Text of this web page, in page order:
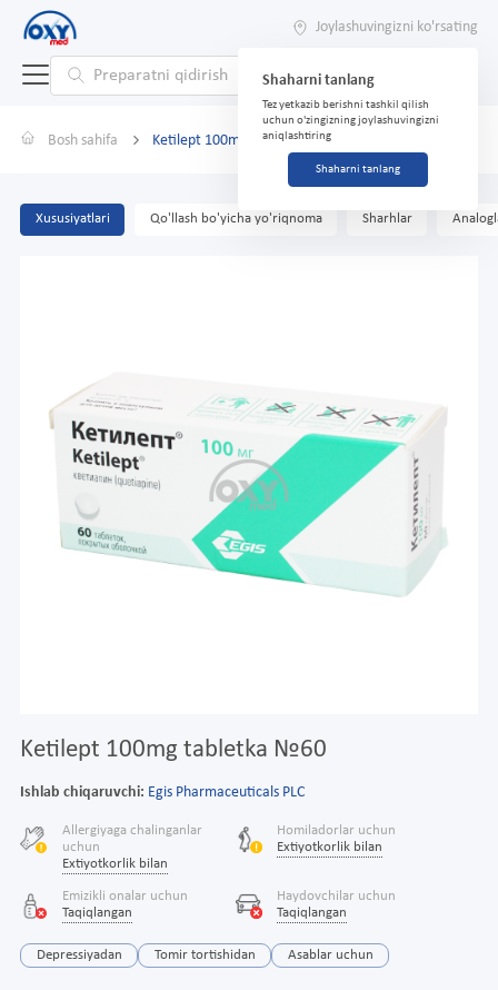
Joylashuvingizni ko'rsating
Shaharni tanlang
Tez yetkazib berishni tashkil qilish
uchun o'zingizning joylashuvingizni
aniqlashtiring
Shaharni tanlang
Bosh sahifa Ketilept 100mg tabletka №60
Xususiyatlari Qo'llash bo'yicha yo'riqnoma Sharhlar
Ketilept 100mg tabletka №60
Ishlab chiqaruvchi: Egis Pharmaceuticals PLC
Allergiyaga chalinganlar
uchun
Extiyotkorlik bilan
Homiladorlar uchun
Extiyotkorlik bilan
Emizikli onalar uchun
Taqiqlangan
Haydovchilar uchun
Taqiqlangan
Depressiyadan Tomir tortishidan Asablar uchun